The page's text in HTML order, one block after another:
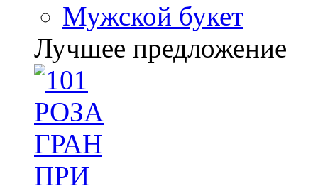
Мужской букет
Лучшее предложение